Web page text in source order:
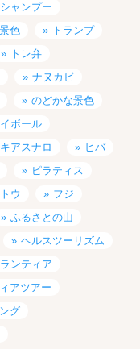
ャンプー
色
トランプ
トレ弁
ナヌカビ
のどかな景色
ボール
アスナロ
ヒバ
ピラティス
ウ
フジ
ふるさとの山
ヘルスツーリズム
ンティア
アツアー
グ